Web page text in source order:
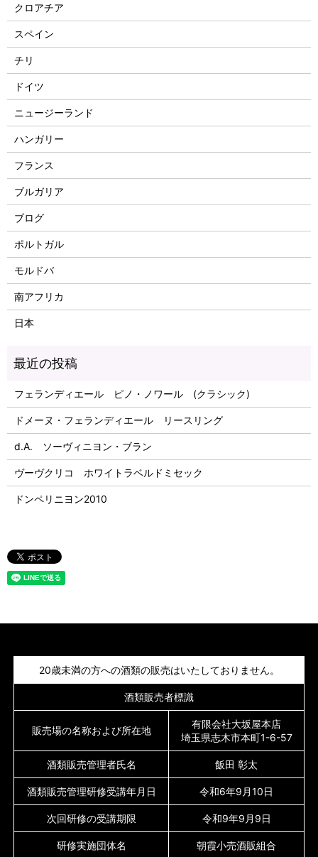
クロアチア
スペイン
チリ
ドイツ
ニュージーランド
ハンガリー
フランス
ブルガリア
ブログ
ポルトガル
モルドバ
南アフリカ
日本
フェランディエール ピノ・ノワール (クラシック)
ドメーヌ・フェランディエール リースリング
d.A. ソーヴィニヨン・ブラン
ヴーヴクリコ ホワイトラベルドミセック
ドンペリニヨン2010
20歳未満の方への酒類の販売はいたしておりません。
酒類販売者標識
販売場の名称および所在地
有限会社大坂屋本店
埼玉県志木市本町1-6-57
酒類販売管理者氏名 飯田 彰太
酒類販売管理研修受講年月日 令和6年9月10日
次回研修の受講期限 令和9年9月9日
研修実施団体名 朝霞小売酒販組合